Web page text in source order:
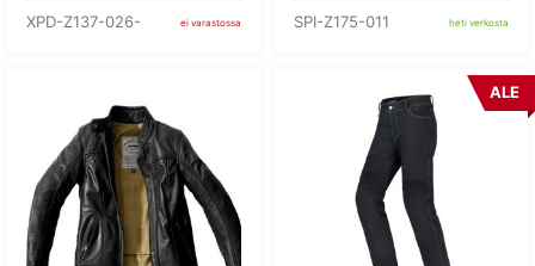
XPD-Z137-026- ei varastossa SPI-Z175-011 heti verkosta
ALE